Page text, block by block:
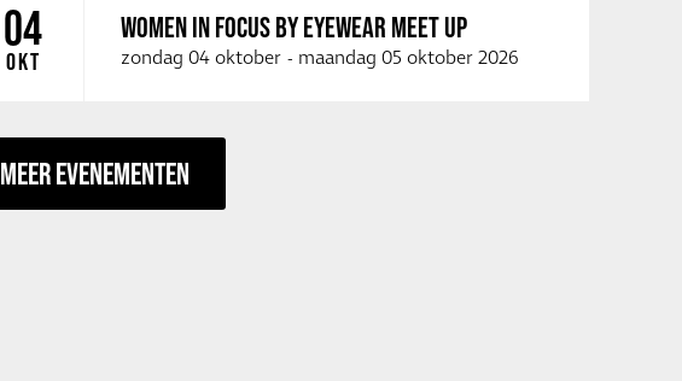
04
OKT
WOMEN IN FOCUS BY EYEWEAR MEET UP
zondag 04 oktober - maandag 05 oktober 2026
MEER EVENEMENTEN